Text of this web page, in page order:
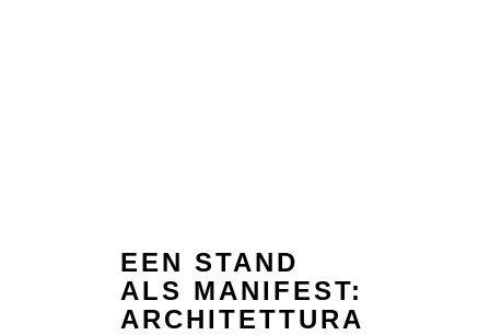
EEN STAND
ALS MANIFEST:
ARCHITETTURA